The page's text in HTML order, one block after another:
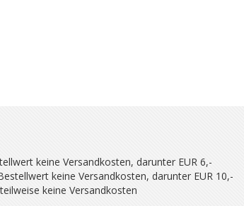
keine Versandkosten, darunter EUR 6,-
keine Versandkosten, darunter EUR 10,-
keine Versandkosten